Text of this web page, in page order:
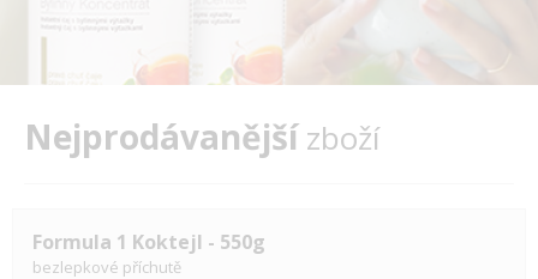
Nejprodávanějšízboží
Formula 1 Koktejl - 550g
bezlepkové příchutě